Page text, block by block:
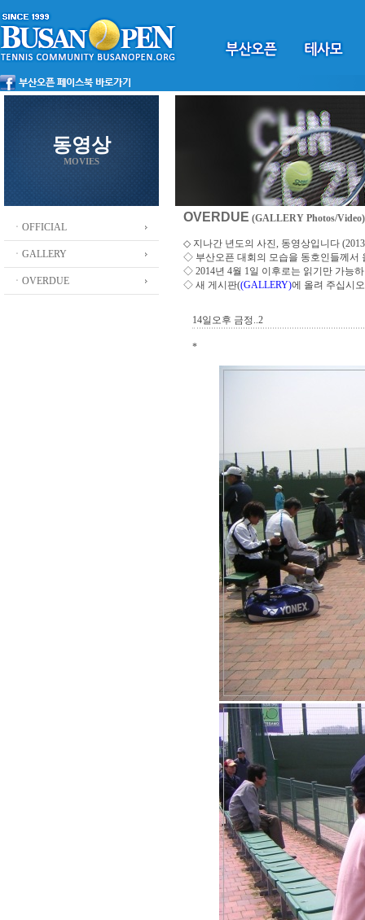
동영상
MOVIES
ㆍOFFICIAL
ㆍGALLERY
ㆍOVERDUE
OVERDUE (GALLERY Photos/Video)
◇ 지나간 년도의 사진, 동영상입니다
◇ 부산오픈 대회의 모습을 동호인들께서
◇ 2014년 4월 1일 이후로는 읽기만 가능
◇ 새 게시판((GALLERY)에 올려 주십시오
14일오후 금정..2
*